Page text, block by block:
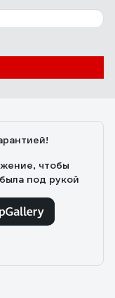
чтобы
под рукой